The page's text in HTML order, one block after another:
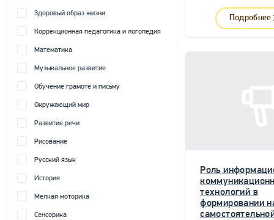
Здоровый образ жизни
Коррекционная педагогика и логопедия
Математика
Музыкальное развитие
Обучение грамоте и письму
Окружающий мир
Развитие речи
Рисование
Русский язык
История
Мелкая моторика
Сенсорика
Подробнее
Роль
технологий в
формировании